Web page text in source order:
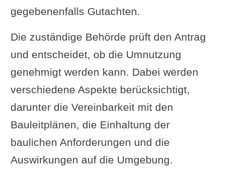
gegebenenfalls Gutachten.
Die zuständige Behörde prüft den Antrag
und entscheidet, ob die Umnutzung
genehmigt werden kann. Dabei werden
verschiedene Aspekte berücksichtigt,
darunter die Vereinbarkeit mit den
Bauleitplänen, die Einhaltung der
baulichen Anforderungen und die
Auswirkungen auf die Umgebung.